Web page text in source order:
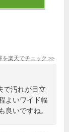
を楽天でチェック >>
で汚れが目立
よいワイド幅
良いですね。